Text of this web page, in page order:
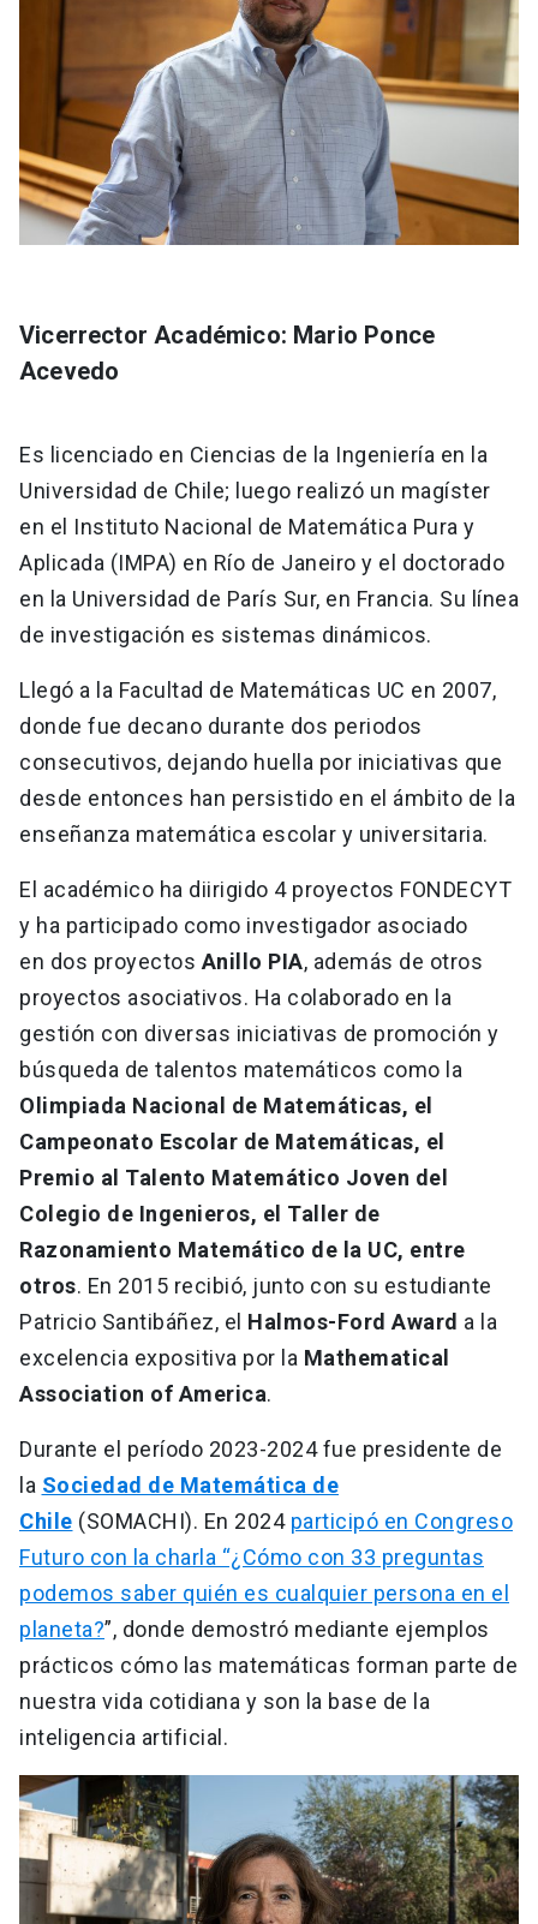
Vicerrector Académico: Mario Ponce
Acevedo
Es licenciado en Ciencias de la Ingeniería en la
Universidad de Chile; luego realizó un magíster
en el Instituto Nacional de Matemática Pura y
Aplicada (IMPA) en Río de Janeiro y el doctorado
en la Universidad de París Sur, en Francia. Su línea
de investigación es sistemas dinámicos.
Llegó a la Facultad de Matemáticas UC en 2007,
donde fue decano durante dos periodos
consecutivos, dejando huella por iniciativas que
desde entonces han persistido en el ámbito de la
enseñanza matemática escolar y universitaria.
El académico ha diirigido 4 proyectos FONDECYT
y ha participado como investigador asociado
en dos proyectos Anillo PIA, además de otros
proyectos asociativos. Ha colaborado en la
gestión con diversas iniciativas de promoción y
búsqueda de talentos matemáticos como la
Olimpiada Nacional de Matemáticas, el
Campeonato Escolar de Matemáticas, el
Premio al Talento Matemático Joven del
Colegio de Ingenieros, el Taller de
Razonamiento Matemático de la UC, entre
otros. En 2015 recibió, junto con su estudiante
Patricio Santibáñez, el Halmos-Ford Award a la
excelencia expositiva por la Mathematical
Association of America.
Durante el período 2023-2024 fue presidente de
la Sociedad de Matemática de
Chile (SOMACHI). En 2024 participó en Congreso
Futuro con la charla “¿Cómo con 33 preguntas
podemos saber quién es cualquier persona en el
planeta?”, donde demostró mediante ejemplos
prácticos cómo las matemáticas forman parte de
nuestra vida cotidiana y son la base de la
inteligencia artificial.